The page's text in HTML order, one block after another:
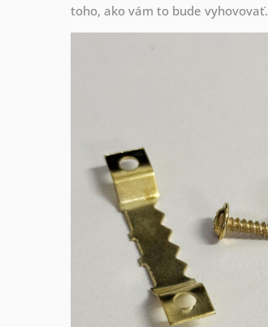
toho, ako vám to bude vyhovovať.